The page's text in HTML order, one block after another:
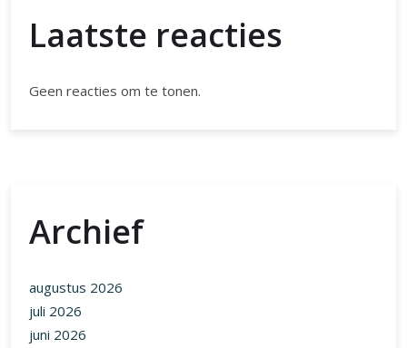
Laatste reacties
Geen reacties om te tonen.
Archief
augustus 2026
juli 2026
juni 2026